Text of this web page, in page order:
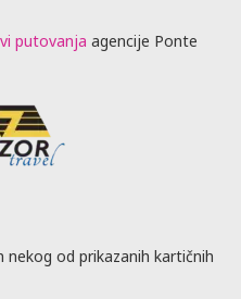
putovanja agencije Ponte
od prikazanih kartičnih